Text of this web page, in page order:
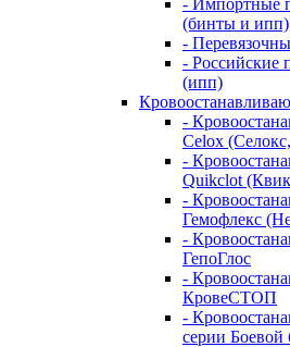
- Импортные
(бинты и ипп)
-
- Российские
(ипп)
-
Celox
-
Quikclot
-
Гемофлекс
-
ГепоГлос
-
КровеСТОП
-
серии Боевой